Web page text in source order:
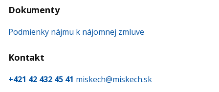
Dokumenty
Podmienky nájmu k nájomnej zmluve
Kontakt
+421 42 432 45 41 miskech@miskech.sk